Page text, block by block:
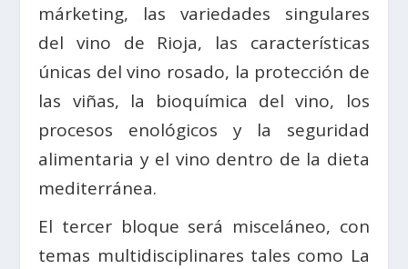
márketing, las variedades singulares
del vino de Rioja, las características
únicas del vino rosado, la protección de
las viñas, la bioquímica del vino, los
procesos enológicos y la seguridad
alimentaria y el vino dentro de la dieta
mediterránea.
El tercer bloque será misceláneo, con
temas multidisciplinares tales como La